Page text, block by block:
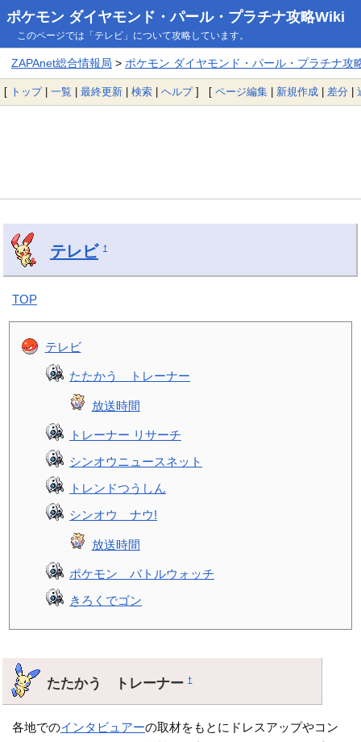
ポケモン ダイヤモンド・パール・プラチナ攻略Wiki
このページでは「テレビ」について攻略しています。
ZAPAnet総合情報局 > ポケモン ダイヤモンド・パール・プラチナ攻
[ トップ| 一覧 | 最終更新 | 検索 | ヘルプ] [ ページ編集 | 新規作成 | 差分 |
テレビ †
TOP
テレビ
たたかう トレーナー
放送時間
トレーナー リサーチ
シンオウニュースネット
トレンドつうしん
シンオウ ナウ!
放送時間
ポケモン バトルウォッチ
きろくでゴン
たたかう トレーナー†
各地でのインタビュアーの取材をもとにドレスアップやコン